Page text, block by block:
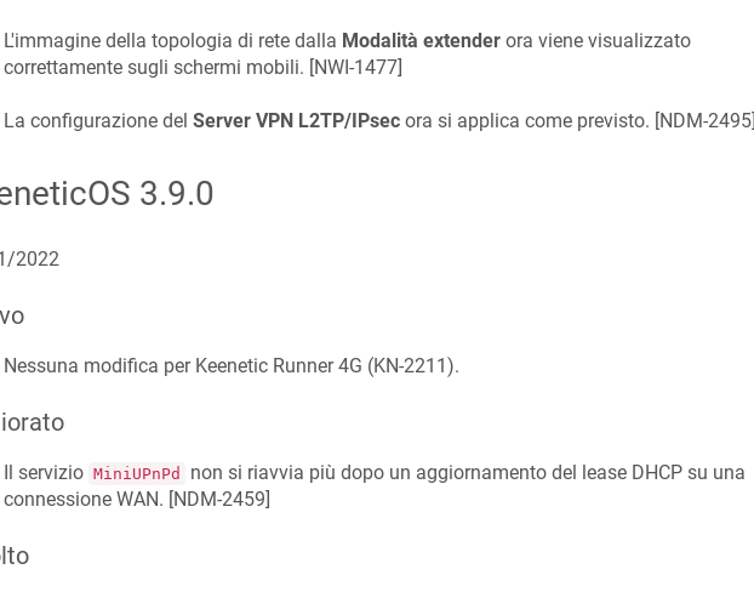
L'immagine della topologia di rete dalla Modalità extenderora viene visualizzato
correttamente sugli schermi mobili. [NWI-1477]
La configurazione del Server VPN L2TP/IPsecora si applica come previsto. [NDM-2495]
3.9.0
2022
Nessuna modifica per Keenetic Runner 4G (KN-2211).
Il servizio MiniUPnPd
non si riavvia più dopo un aggiornamento del lease DHCP su una
connessione WAN. [NDM-2459]